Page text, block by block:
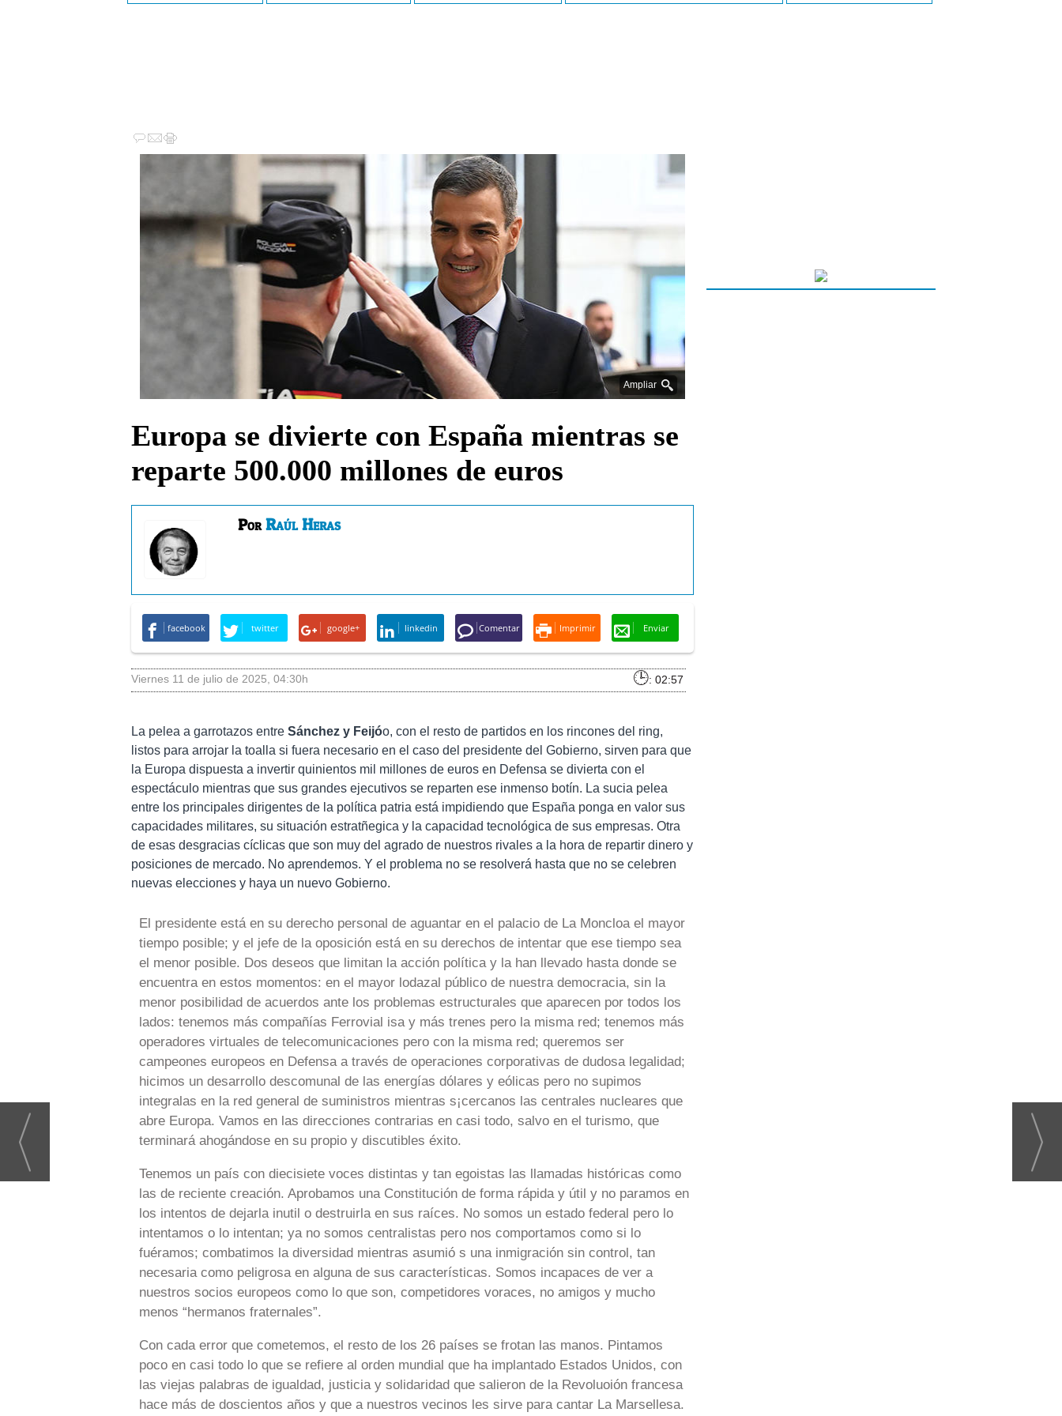
Ampliar
Europa se divierte con España mientras se
reparte 500.000 millones de euros
PorRaúl Heras
facebook twitter google+ linkedin Comentar Imprimir Enviar
viernes 11 de julio de 2025 04:30h : 02:57
La pelea a garrotazos entre Sánchez y Feijóo, con el resto de partidos en los rincones del ring,
listos para arrojar la toalla si fuera necesario en el caso del presidente del Gobierno, sirven para que
la Europa dispuesta a invertir quinientos mil millones de euros en Defensa se divierta con el
espectáculo mientras que sus grandes ejecutivos se reparten ese inmenso botín. La sucia pelea
entre los principales dirigentes de la política patria está impidiendo que España ponga en valor sus
capacidades militares, su situación estratñegica y la capacidad tecnológica de sus empresas. Otra
de esas desgracias cíclicas que son muy del agrado de nuestros rivales a la hora de repartir dinero y
posiciones de mercado. No aprendemos. Y el problema no se resolverá hasta que no se celebren
nuevas elecciones y haya un nuevo Gobierno.
El presidente está en su derecho personal de aguantar en el palacio de La Moncloa el mayor
tiempo posible; y el jefe de la oposición está en su derechos de intentar que ese tiempo sea
el menor posible. Dos deseos que limitan la acción política y la han llevado hasta donde se
encuentra en estos momentos: en el mayor lodazal público de nuestra democracia, sin la
menor posibilidad de acuerdos ante los problemas estructurales que aparecen por todos los
lados: tenemos más compañías Ferrovial isa y más trenes pero la misma red; tenemos más
operadores virtuales de telecomunicaciones pero con la misma red; queremos ser
campeones europeos en Defensa a través de operaciones corporativas de dudosa legalidad;
hicimos un desarrollo descomunal de las energías dólares y eólicas pero no supimos
integralas en la red general de suministros mientras s¡cercanos las centrales nucleares que
abre Europa. Vamos en las direcciones contrarias en casi todo, salvo en el turismo, que
terminará ahogándose en su propio y discutibles éxito.
Tenemos un país con diecisiete voces distintas y tan egoistas las llamadas históricas como
las de reciente creación. Aprobamos una Constitución de forma rápida y útil y no paramos en
los intentos de dejarla inutil o destruirla en sus raíces. No somos un estado federal pero lo
intentamos o lo intentan; ya no somos centralistas pero nos comportamos como si lo
fuéramos; combatimos la diversidad mientras asumió s una inmigración sin control, tan
necesaria como peligrosa en alguna de sus características. Somos incapaces de ver a
nuestros socios europeos como lo que son, competidores voraces, no amigos y mucho
menos “hermanos fraternales”.
Con cada error que cometemos, el resto de los 26 países se frotan las manos. Pintamos
poco en casi todo lo que se refiere al orden mundial que ha implantado Estados Unidos, con
las viejas palabras de igualdad, justicia y solidaridad que salieron de la Revoluoión francesa
hace más de doscientos años y que a nuestros vecinos les sirve para cantar La Marsellesa.